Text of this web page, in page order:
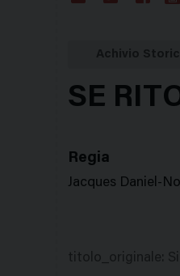
SE
Regia
Jacques Daniel-
titolo_originale: